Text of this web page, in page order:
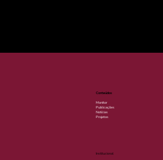
Conteúdos
Monitor
Publicações
Notícias
Projetos
Institucional